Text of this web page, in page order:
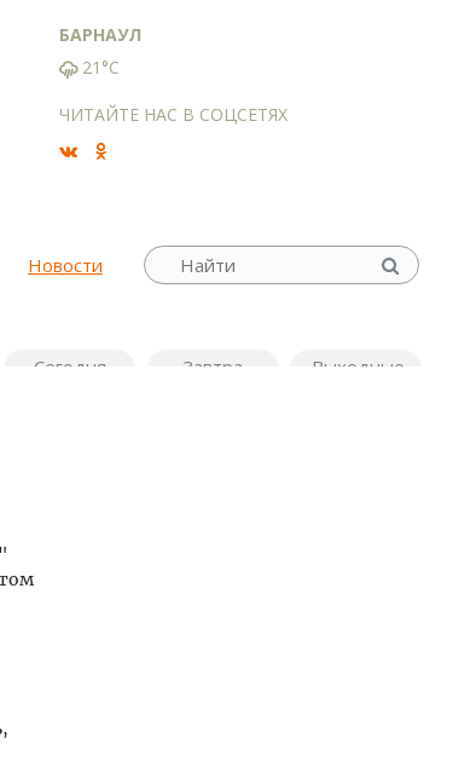
БАРНАУЛ
21°C
ЧИТАЙТЕ НАС В СОЦСЕТЯХ
Новости
Сегодня
Завтра Выходные